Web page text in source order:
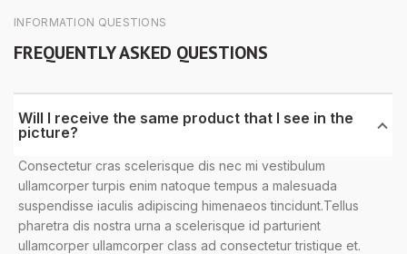
INFORMATION QUESTIONS
FREQUENTLY ASKED QUESTIONS
Will I receive the same product that I see in the
picture?
Consectetur cras scelerisque dis nec mi vestibulum
ullamcorper turpis enim natoque tempus a malesuada
suspendisse iaculis adipiscing himenaeos tincidunt.Tellus
pharetra dis nostra urna a scelerisque id parturient
ullamcorper ullamcorper class ad consectetur tristique et.